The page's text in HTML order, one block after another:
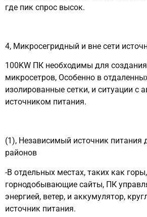
где пик спрос высок.
4, Микросегридный и вне сети
100KW ПК необходимы для
микросетров, Особенно в
изолированные сетки, и ситуации с
источником питания.
(1), Независимый источник питания
районов
-В отдельных местах, таких как
горнодобывающие сайты, ПК
энергией, ветер, и аккумулятор,
источник питания.